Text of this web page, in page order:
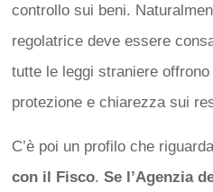
controllo sui beni.
regolatrice deve essere
tutte le leggi straniere
protezione e chiarezza sui
C’è poi un profilo che
con il Fisco. Se l’Agenzia